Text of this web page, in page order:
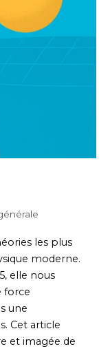
les plus
moderne.
elle nous
force
une
Cet article
et imagée de